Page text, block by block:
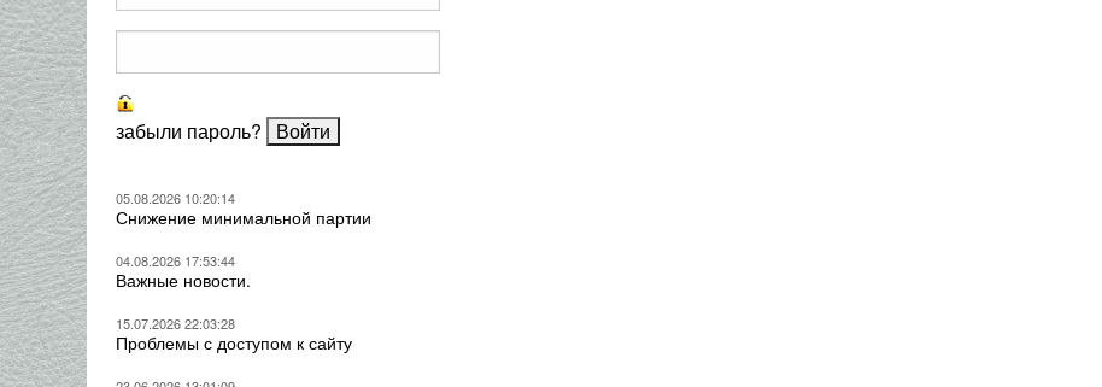
забыли пароль?
05.08.2026 10:20:14
Снижение минимальной партии
04.08.2026 17:53:44
Важные новости.
15.07.2026 22:03:28
Проблемы с доступом к сайту